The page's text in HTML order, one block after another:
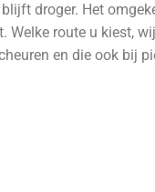
droger. Het
route u kiest,
en die ook bij